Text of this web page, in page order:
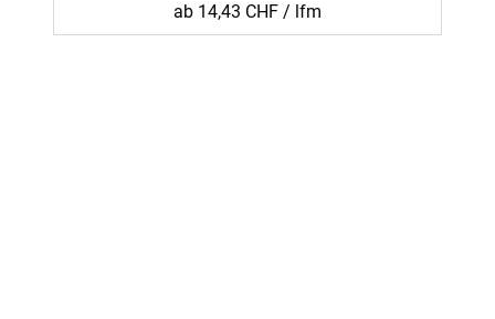
ab 14,43 CHF / lfm